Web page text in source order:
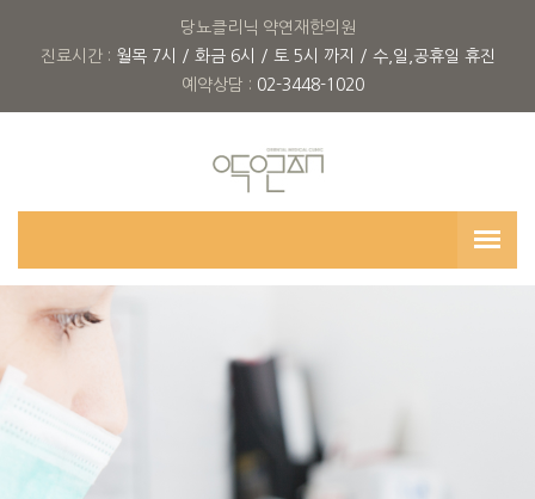
당뇨클리닉 약연재한의원
진료시간 : 월목 7시 / 화금 6시 / 토 5시 까지 / 수,일,공휴일 휴진
예약상담 : 02-3448-1020